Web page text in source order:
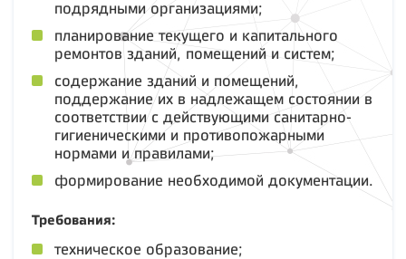
подрядными организациями;
планирование текущего и капитального
ремонтов зданий, помещений и систем;
содержание зданий и помещений,
поддержание их в надлежащем состоянии в
соответствии с действующими санитарно-
гигиеническими и противопожарными
нормами и правилами;
формирование необходимой документации.
Требования:
техническое образование;